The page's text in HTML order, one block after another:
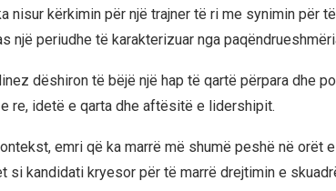
nisur kërkimin për një trajner të ri me synimin për
një periudhe të karakterizuar nga
dëshiron të bëjë një hap të qartë përpara dhe
re, idetë e qarta dhe aftësitë e lidershipit.
emri që ka marrë më shumë peshë në orët
si kandidati kryesor për të marrë drejtimin e